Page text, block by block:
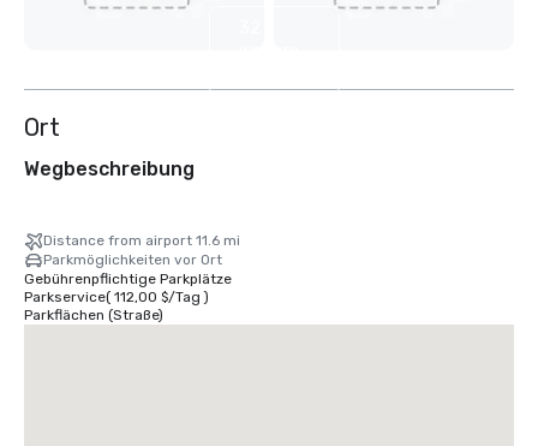
Ort
Wegbeschreibung
Distance from airport 11.6 mi
Parkmöglichkeiten vor Ort
Gebührenpflichtige Parkplätze
Parkservice( 112,00 $/Tag )
Parkflächen (Straße)